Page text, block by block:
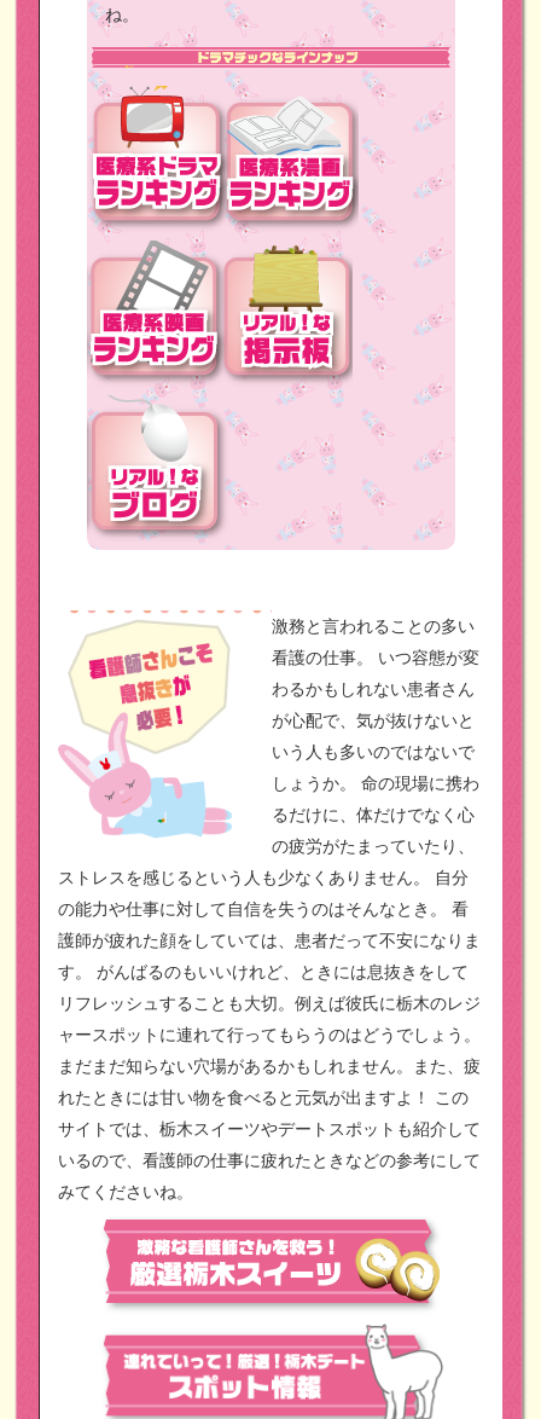
ね。
激務と言われることの多い
看護の仕事。
いつ容態が変
わるかもしれない患者さん
が心配で、気が抜けないと
いう人も多いのではないで
しょうか。
命の現場に携わ
るだけに、体だけでなく心
の疲労がたまっていたり、
ストレスを感じるという人も少なくありません。
自分
の能力や仕事に対して自信を失うのはそんなとき。
看
護師が疲れた顔をしていては、患者だって不安になりま
す。
がんばるのもいいけれど、ときには息抜きをして
リフレッシュすることも大切。例えば彼氏に栃木のレジ
ャースポットに連れて行ってもらうのはどうでしょう。
まだまだ知らない穴場があるかもしれません。また、疲
れたときには甘い物を食べると元気が出ますよ！
この
サイトでは、栃木スイーツやデートスポットも紹介して
いるので、看護師の仕事に疲れたときなどの参考にして
みてくださいね。